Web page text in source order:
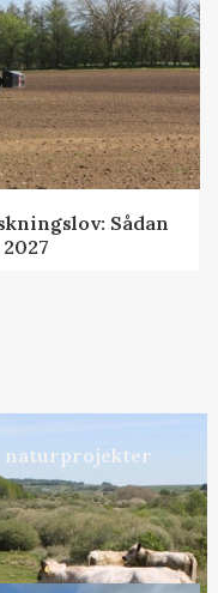
Sådan
naturprojekter